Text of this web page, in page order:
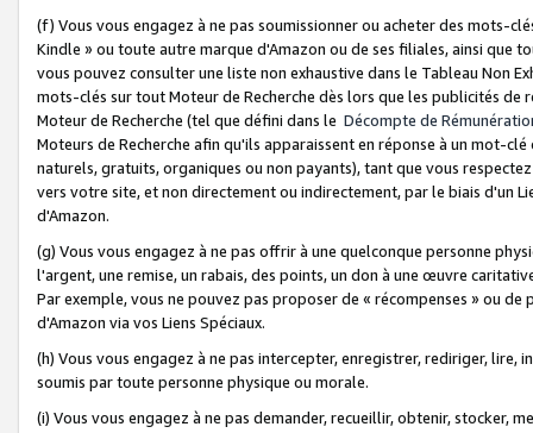
(f) Vous vous engagez à ne pas soumissionner ou acheter des mots-
Kindle » ou toute autre marque d'Amazon ou de ses filiales, ainsi que
vous pouvez consulter une liste non exhaustive dans le Tableau Non
mots-clés sur tout Moteur de Recherche dès lors que les publicités de
Moteur de Recherche (tel que défini dans le Décompte de
Moteurs de Recherche afin qu'ils apparaissent en réponse à un mot-
naturels, gratuits, organiques ou non payants), tant que vous
vers votre site, et non directement ou indirectement, par le biais d'un
d'Amazon.
(g) Vous vous engagez à ne pas offrir à une quelconque personne
l'argent, une remise, un rabais, des points, un don à une œuvre
Par exemple, vous ne pouvez pas proposer de « récompenses » ou
d'Amazon via vos Liens Spéciaux.
(h) Vous vous engagez à ne pas intercepter, enregistrer, rediriger,
soumis par toute personne physique ou morale.
(i) Vous vous engagez à ne pas demander, recueillir, obtenir, stocker,